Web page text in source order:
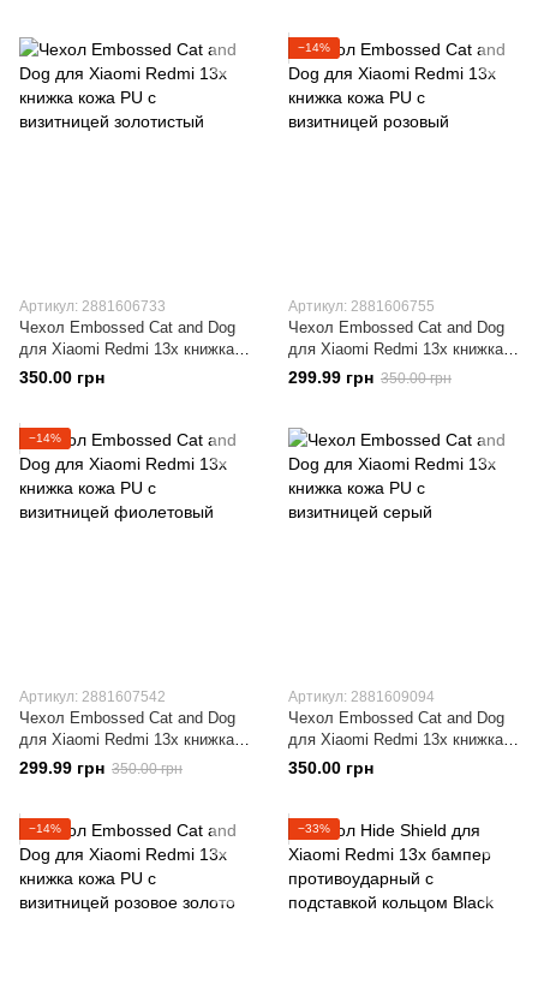
Артикул: 2881606733
Чехол Embossed Cat and Dog
для Xiaomi Redmi 13x книжка
кожа PU с визитницей
золотистый
350.00 грн
−14%
Артикул: 2881606755
Чехол Embossed Cat and Dog
для Xiaomi Redmi 13x книжка
кожа PU с визитницей розовый
299.99 грн 350.00 грн
−14%
Артикул: 2881607542
Чехол Embossed Cat and Dog
для Xiaomi Redmi 13x книжка
кожа PU с визитницей
фиолетовый
299.99 грн 350.00 грн
Артикул: 2881609094
Чехол Embossed Cat and Dog
для Xiaomi Redmi 13x книжка
кожа PU с визитницей серый
350.00 грн
−14% −33%